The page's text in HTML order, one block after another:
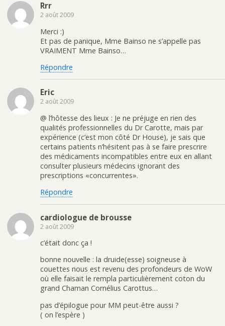
Rrr
2 août 2009
Merci :)
Et pas de panique, Mme Bainso ne s’appelle pas
VRAIMENT Mme Bainso…
Répondre
Eric
2 août 2009
@ l’hôtesse des lieux : Je ne préjuge en rien des
qualités professionnelles du Dr Carotte, mais par
expérience (c’est mon côté Dr House), je sais que
certains patients n’hésitent pas à se faire prescrire
des médicaments incompatibles entre eux en allant
consulter plusieurs médecins ignorant des
prescriptions «concurrentes».
Répondre
cardiologue de brousse
2 août 2009
c’était donc ça !
bonne nouvelle : la druide(esse) soigneuse à
couettes nous est revenu des profondeurs de WoW
où elle faisait le rempla particulièrement coton du
grand Chaman Cornélius Carottus…
pas d’épilogue pour MM peut-être aussi ?
( on l’espère )